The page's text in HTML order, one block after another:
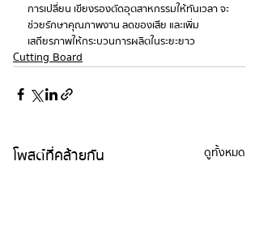
การเปลี่ยน เขียงรองตัดอุตสาหกรรม ให้ทันเวลา จะ
ช่วยรักษาคุณภาพงาน ลดของเสีย และเพิ่ม
เสถียรภาพให้กระบวนการผลิตในระยะยาว
Cutting Board
โพสต์ที่คล้ายกัน ดูทั้งหมด